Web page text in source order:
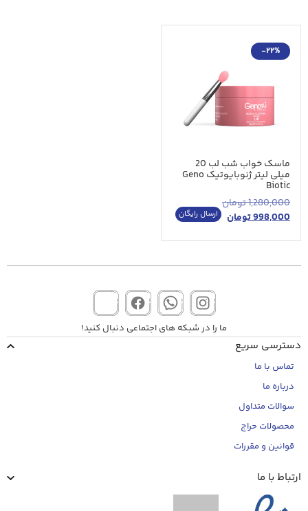
ارسال رایگان
-22%
ماسک خواب شب لب 20
میلی لیتر ژنوبایوتیک Geno
Biotic
1,280,000تومان
998,000تومان
ما را در شبکه های اجتماعی دنبال کنید!
دسترسی سریع
تماس با ما
درباره ما
سوالات متداول
محصولات حراج
قوانین و مقررات
ارتباط با ما